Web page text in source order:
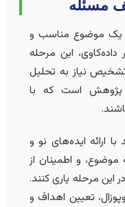
مناسب و
این مرحله
نیاز به تحلیل
است که با
ایده‌های نو و
و اطمینان از
مرحله یاری کنند.
تعیین اهداف و